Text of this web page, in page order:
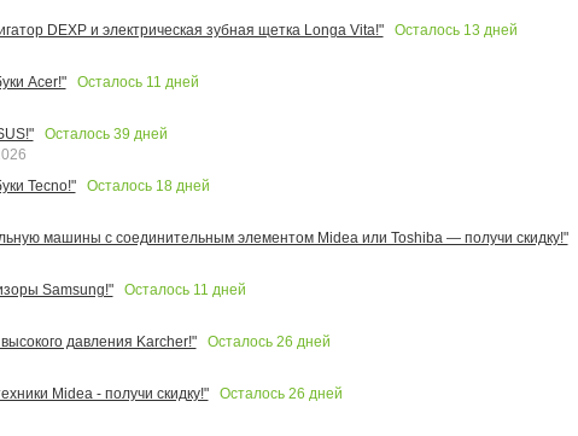
DEXP и электрическая зубная щетка Longa Vita!" Осталось 13 дней
Acer!" Осталось 11 дней
Осталось 39 дней
Tecno!"
Осталось 18дней
машины с соединительным элементом Midea или Toshiba — получи скидку!"
Samsung!" Осталось 11 дней
давления Karcher!" Осталось 26 дней
Midea - получи скидку!" Осталось 26 дней